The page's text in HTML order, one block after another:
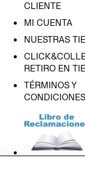
CLIENTE
MI CUENTA
NUESTRAS
RETIRO EN
TÉRMINOS Y
CONDICIONES